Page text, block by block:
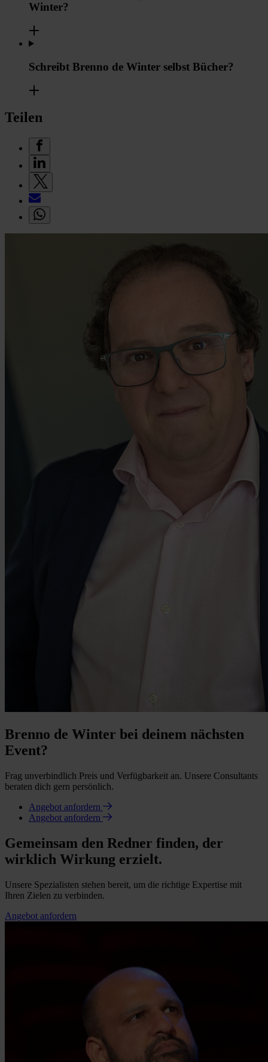
Winter?
Schreibt Brenno de Winter selbst Bücher?
Teilen
Brenno de Winter bei deinem nächsten
Event?
Frag unverbindlich Preis und Verfügbarkeit an. Unsere Consultants
beraten dich gern persönlich.
Angebot anfordern
Angebot anfordern
Gemeinsam den Redner finden, der
wirklich Wirkung erzielt.
Unsere Spezialisten stehen bereit, um die richtige Expertise mit
Ihren Zielen zu verbinden.
Angebot anfordern